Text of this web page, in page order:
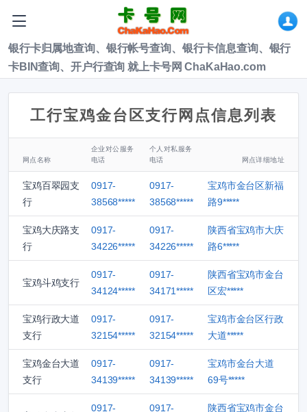
银行卡归属地查询、银行帐号查询、银行卡信息查询、银行
卡BIN查询、开户行查询 就上卡号网 ChaKaHao.com
工行宝鸡金台区支行网点信息列表
网点名称
企业对公服务
电话
个人对私服务
电话
网点详细地址
宝鸡百翠园支
行
0917-
38568*****
0917-
38568*****
宝鸡市金台区新福
路9*****
宝鸡大庆路支
行
0917-
34226*****
0917-
34226*****
陕西省宝鸡市大庆
路6*****
宝鸡斗鸡支行
0917-
34124*****
0917-
34171*****
陕西省宝鸡市金台
区宏*****
宝鸡行政大道
支行
0917-
32154*****
0917-
32154*****
宝鸡市金台区行政
大道*****
宝鸡金台大道
支行
0917-
34139*****
0917-
34139*****
宝鸡市金台大道
69号*****
0917-
0917-
陕西省宝鸡市金台